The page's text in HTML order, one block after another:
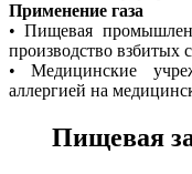
Применение газа
• Пищевая
производство взбитых
• Медицинские
аллергией на
Пищевая